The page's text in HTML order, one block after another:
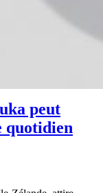
peut
quotidien